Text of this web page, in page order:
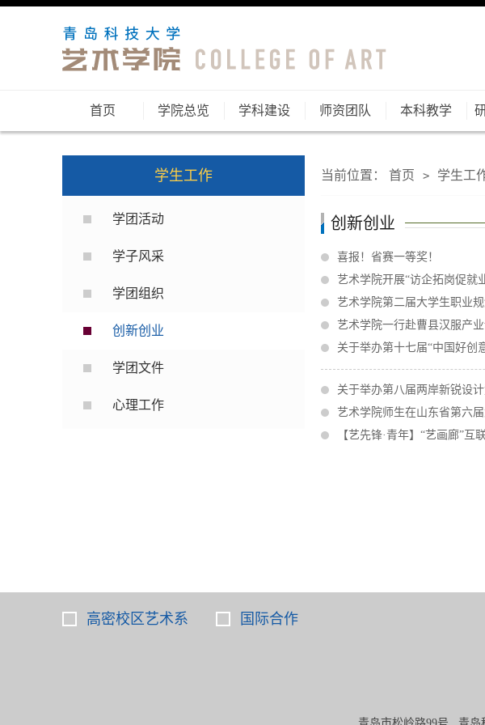
首页 学院总览 学科建设 师资团队 本科教学
学生工作
学团活动
学子风采
学团组织
创新创业
学团文件
心理工作
当前位置： 首页 > 学生工
创新创业
喜报！省赛一等奖！
艺术学院开展“访企拓岗促就
艺术学院第二届大学生职业
艺术学院一行赴曹县汉服产
关于举办第十七届“中国好创
关于举办第八届两岸新锐设
艺术学院师生在山东省第六
【艺先锋·青年】“艺画廊”
高密校区艺术系 国际合作